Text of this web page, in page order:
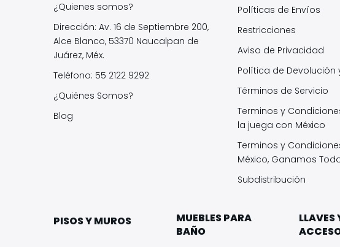
¿Quienes somos?
Dirección: Av. 16 de Septiembre 200,
Alce Blanco, 53370 Naucalpan de
Juárez, Méx.
Teléfono: 55 2122 9292
¿Quiénes Somos?
Blog
Políticas de Envíos
Restricciones
Aviso de Privacidad
Política de Devolución
Términos de Servicio
Terminos y
la juega con México
Terminos y
México, Ganamos
Subdistribución
PISOS Y MUROS
MUEBLES PARA
BAÑO
LLAVES